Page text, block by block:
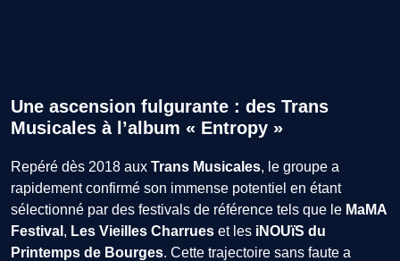
Une ascension fulgurante : des Trans
Musicales à l’album « Entropy »
Repéré dès 2018 aux Trans Musicales, le groupe a
rapidement confirmé son immense potentiel en étant
sélectionné par des festivals de référence tels que le MaMA
Festival , Les Vieilles Charrues et les iNOUïS du
Printemps de Bourges. Cette trajectoire sans faute a